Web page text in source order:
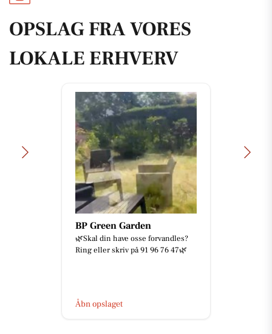
OPSLAG FRA VORES
LOKALE ERHVERV
BP Green Garden
🌿Skal din have osse forvandles?
Ring eller skriv på 91 96 76 47🌿
Åbn opslaget